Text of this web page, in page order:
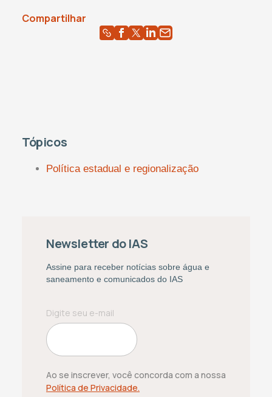
Compartilhar
Tópicos
Política estadual e regionalização
Newsletter do IAS
Assine para receber notícias sobre água e
saneamento e comunicados do IAS
Ao se inscrever, você concorda com a nossa
Política de Privacidade.